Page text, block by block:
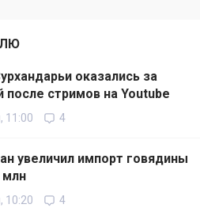
оказались за
после стримов на Youtube
11:00 4
увеличил импорт говядины
млн
10:20 4